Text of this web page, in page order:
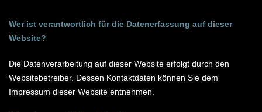
Wer ist verantwortlich für die Datenerfassung auf dieser
Website?
Die Datenverarbeitung auf dieser Website erfolgt durch den
Websitebetreiber. Dessen Kontaktdaten können Sie dem
Impressum dieser Website entnehmen.